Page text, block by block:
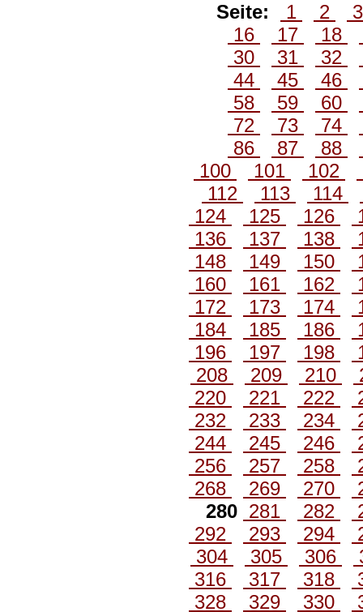
Seite: 1 2
16
17 18
30
31 32
44
45 46
58
59 60
72
73 74
86
87 88
100
101 102
112
113 114
124
125 126
136
137 138
148
149 150
160
161 162
172
173 174
184
185 186
196
197 198
208
209 210
220
221 222
232
233 234
244
245 246
256
257 258
268
269 270
280 281 282
292
293 294
304
305 306
316
317 318
328
329 330